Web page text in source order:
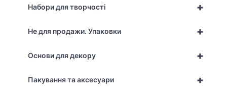
+
Набори для творчості
+
Не для продажи. Упаковки
+
Основи для декору
+
Пакування та аксесуари